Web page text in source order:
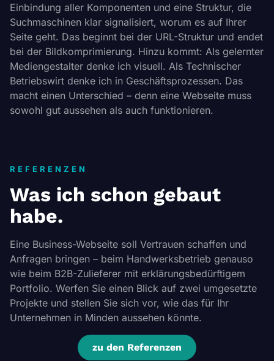
Einbindung aller Komponenten und eine Struktur, die
Suchmaschinen klar signalisiert, worum es auf Ihrer
Seite geht. Das beginnt bei der URL-Struktur und endet
bei der Bildkomprimierung. Hinzu kommt: Als gelernter
Mediengestalter denke ich visuell. Als Technischer
Betriebswirt denke ich in Geschäftsprozessen. Das
macht einen Unterschied – denn eine Webseite muss
sowohl gut aussehen als auch funktionieren.
REFERENZEN
Was ich schon gebaut
habe.
Eine Business-Webseite soll Vertrauen schaffen und
Anfragen bringen – beim Handwerksbetrieb genauso
wie beim B2B-Zulieferer mit erklärungsbedürftigem
Portfolio. Werfen Sie einen Blick auf zwei umgesetzte
Projekte und stellen Sie sich vor, wie das für Ihr
Unternehmen in Minden aussehen könnte.
zu den Referenzen